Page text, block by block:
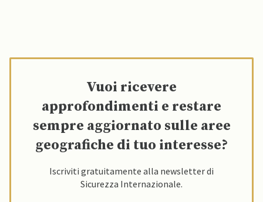
Vuoi ricevere
approfondimenti e restare
sempre aggiornato sulle aree
geografiche di tuo interesse?
Iscriviti gratuitamente alla newsletter di
Sicurezza Internazionale.